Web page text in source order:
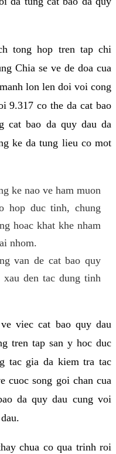
tong hop tren tap chi
Chia se ve de doa cua
lon len doi voi cong
9.317 co the da cat bao
cat bao da quy dau da
ke da tung lieu co mot
ke nao ve ham muon
hop duc tinh, chung
hoac khat khe nham
nhom.
van de cat bao quy
den tac dung tinh
viec cat bao quy dau
tren tap san y hoc duc
tac gia da kiem tra tac
cuoc song goi chan cua
da quy dau cung voi
chua co qua trinh roi